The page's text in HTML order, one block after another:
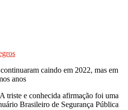
caindo em 2022, mas em
anos
triste e conhecida afirmação foi uma
Brasileiro de Segurança Pública